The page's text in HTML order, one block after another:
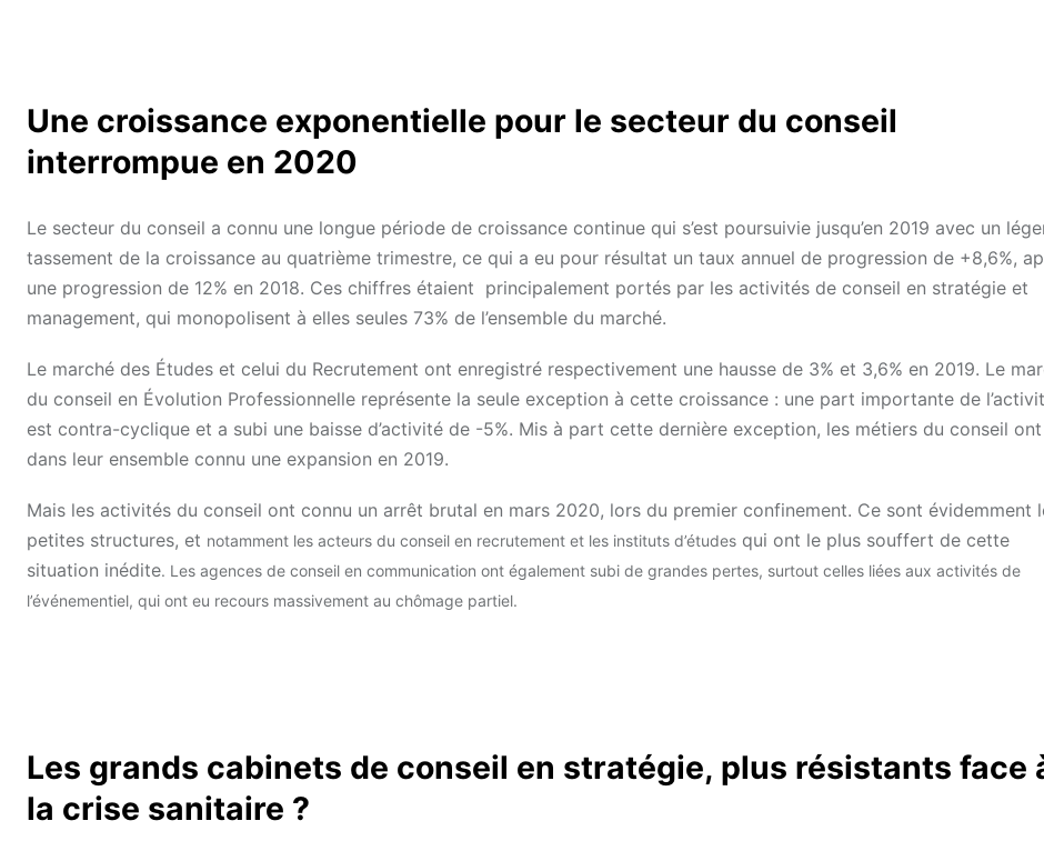
Une croissance exponentielle pour le secteur du conseil
interrompue en 2020
Le secteur du conseil a connu une longue période de croissance continue qui s’est poursuivie jusqu’en 2019 avec un
tassement de la croissance au quatrième trimestre, ce qui a eu pour résultat un taux annuel de progression de +8,6%,
une progression de 12% en 2018. Ces chiffres étaient principalement portés par les activités de conseil en stratégie et
management, qui monopolisent à elles seules 73% de l’ensemble du marché.
Le marché des Études et celui du Recrutement ont enregistré respectivement une hausse de 3% et 3,6% en 2019. Le
du conseil en Évolution Professionnelle représente la seule exception à cette croissance : une part importante de
est contra-cyclique et a subi une baisse d’activité de -5%. Mis à part cette dernière exception, les métiers du conseil ont
dans leur ensemble connu une expansion en 2019.
Mais les activités du conseil ont connu un arrêt brutal en mars 2020, lors du premier confinement. Ce sont évidemment
petites structures, et notamment les acteurs du conseil en recrutement et les instituts d’études qui ont le plus souffert de cette
situation inédite. Les agences de conseil en communication ont également subi de grandes pertes, surtout celles liées aux activités de
l’événementiel, qui ont eu recours massivement au chômage partiel.
Les grands cabinets de conseil en stratégie, plus résistants face
la crise sanitaire ?